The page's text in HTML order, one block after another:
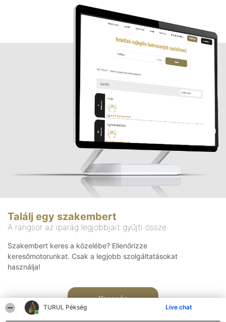
TURUL Pékség Live chat
Találj egy szakembert
A rangsor az iparág legjobbjait gyűjti össze
Szakembert keres a közelébe? Ellenőrizze
keresőmotorunkat. Csak a legjobb szolgáltatásokat
használja!
Keresés